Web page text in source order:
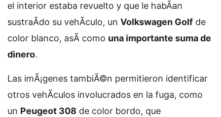
el interior estaba revuelto y que le habÃ­an
sustraÃ­do su vehÃ­culo, un Volkswagen Golf de
color blanco, asÃ­ como una importante suma de
dinero.
Las imÃ¡genes tambiÃ©n permitieron identificar
otros vehÃ­culos involucrados en la fuga, como
un Peugeot 308 de color bordo, que